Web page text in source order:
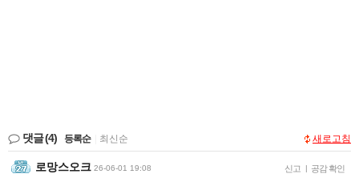
댓글(4) 등록순 최신순 새로고침
로망스오크 26-06-01 19:08 신고 | 공감 확인